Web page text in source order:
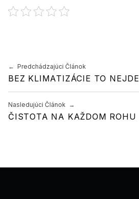
Preskočiť späť na hlavnú navigáciu
Navigácia v článku
Predchádzajúci Článok
BEZ KLIMATIZÁCIE TO NEJDE
Nasledujúci Článok
ČISTOTA NA KAŽDOM ROHU